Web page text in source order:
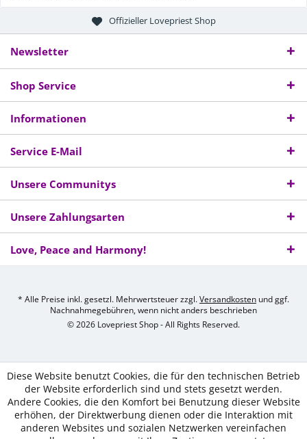
Offizieller Lovepriest Shop
Newsletter
Shop Service
Informationen
Service E-Mail
Unsere Communitys
Unsere Zahlungsarten
Love, Peace and Harmony!
* Alle Preise inkl. gesetzl. Mehrwertsteuer zzgl.Versandkosten und ggf.
Nachnahmegebühren, wenn nicht anders beschrieben
© 2026 Lovepriest Shop - All Rights Reserved.
Diese Website benutzt Cookies, die für den technischen Betrieb
der Website erforderlich sind und stets gesetzt werden.
Andere Cookies, die den Komfort bei Benutzung dieser Website
erhöhen, der Direktwerbung dienen oder die Interaktion mit
anderen Websites und sozialen Netzwerken vereinfachen